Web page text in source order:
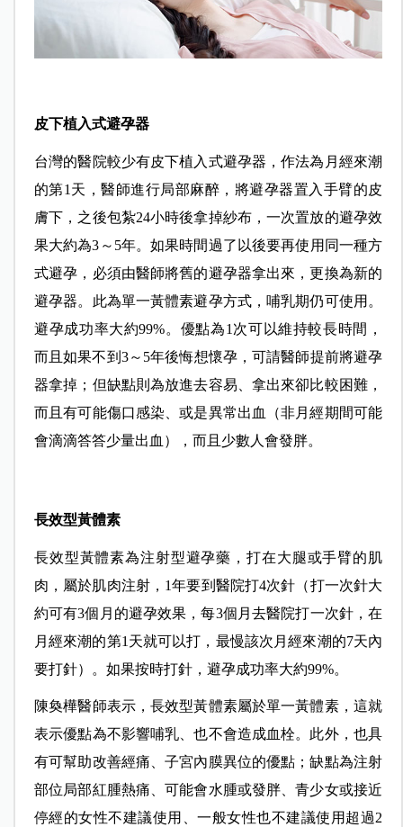
皮下植入式避孕器
台灣的醫院較少有皮下植入式避孕器，作法為月經來潮
的第1天，醫師進行局部麻醉，將避孕器置入手臂的皮
膚下，之後包紮24小時後拿掉紗布，一次置放的避孕效
果大約為3～5年。如果時間過了以後要再使用同一種方
式避孕，必須由醫師將舊的避孕器拿出來，更換為新的
避孕器。此為單一黃體素避孕方式，哺乳期仍可使用。
避孕成功率大約99%。優點為1次可以維持較長時間，
而且如果不到3～5年後悔想懷孕，可請醫師提前將避孕
器拿掉；但缺點則為放進去容易、拿出來卻比較困難，
而且有可能傷口感染、或是異常出血（非月經期間可能
會滴滴答答少量出血），而且少數人會發胖。
長效型黃體素
長效型黃體素為注射型避孕藥，打在大腿或手臂的肌
肉，屬於肌肉注射，1年要到醫院打4次針（打一次針大
約可有3個月的避孕效果，每3個月去醫院打一次針，在
月經來潮的第1天就可以打，最慢該次月經來潮的7天內
要打針）。如果按時打針，避孕成功率大約99%。
陳奐樺醫師表示，長效型黃體素屬於單一黃體素，這就
表示優點為不影響哺乳、也不會造成血栓。此外，也具
有可幫助改善經痛、子宮內膜異位的優點；缺點為注射
部位局部紅腫熱痛、可能會水腫或發胖、青少女或接近
停經的女性不建議使用、一般女性也不建議使用超過2